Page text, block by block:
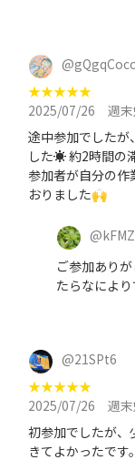
@
★★★★★
2025/07/26
週
途中参加でしたが
した☀ 約2時間の
参加者が自分の作
おりました🙌
@
ご参加あり
たらなにより
@21SPt6
★★★★★
2025/07/26
週
初参加でしたが、
きてよかったです